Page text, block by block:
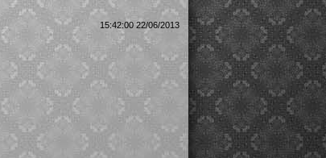
22/06/2013 15:42:00